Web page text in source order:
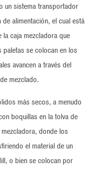
un sistema transportador
alimentación, el cual está
caja mezcladora que
se colocan en los
avancen a través del
mezclado.
más secos, a menudo
boquillas en la tolva de
donde los
el material de un
o bien se colocan por